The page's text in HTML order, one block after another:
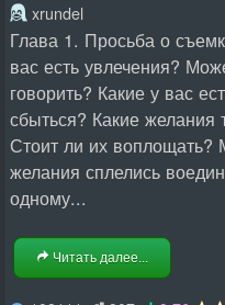
xrundel
Глава 1. Просьба о
вас есть увлечения?
говорить? Какие у вас
сбыться? Какие
Стоит ли их воплощать?
желания сплелись
одному...
Читать далее...